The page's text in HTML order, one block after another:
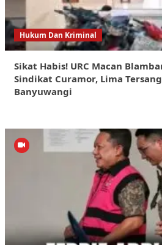
Hukum Dan Kriminal
Sikat Habis! URC Macan
Sindikat Curamor, Lima
Banyuwangi